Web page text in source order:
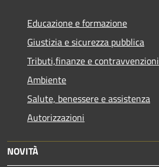
Educazione e formazione
Giustizia e sicurezza pubblica
Tributi,finanze e contravvenzioni
Ambiente
Salute, benessere e assistenza
Autorizzazioni
NOVITÀ